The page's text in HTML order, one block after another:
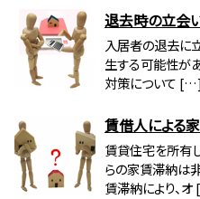
退去時の立会
入居者の退去に
生する可能性が
対策について […]
賃借人による
賃貸住宅を所有
らの家賃滞納は
賃滞納により、